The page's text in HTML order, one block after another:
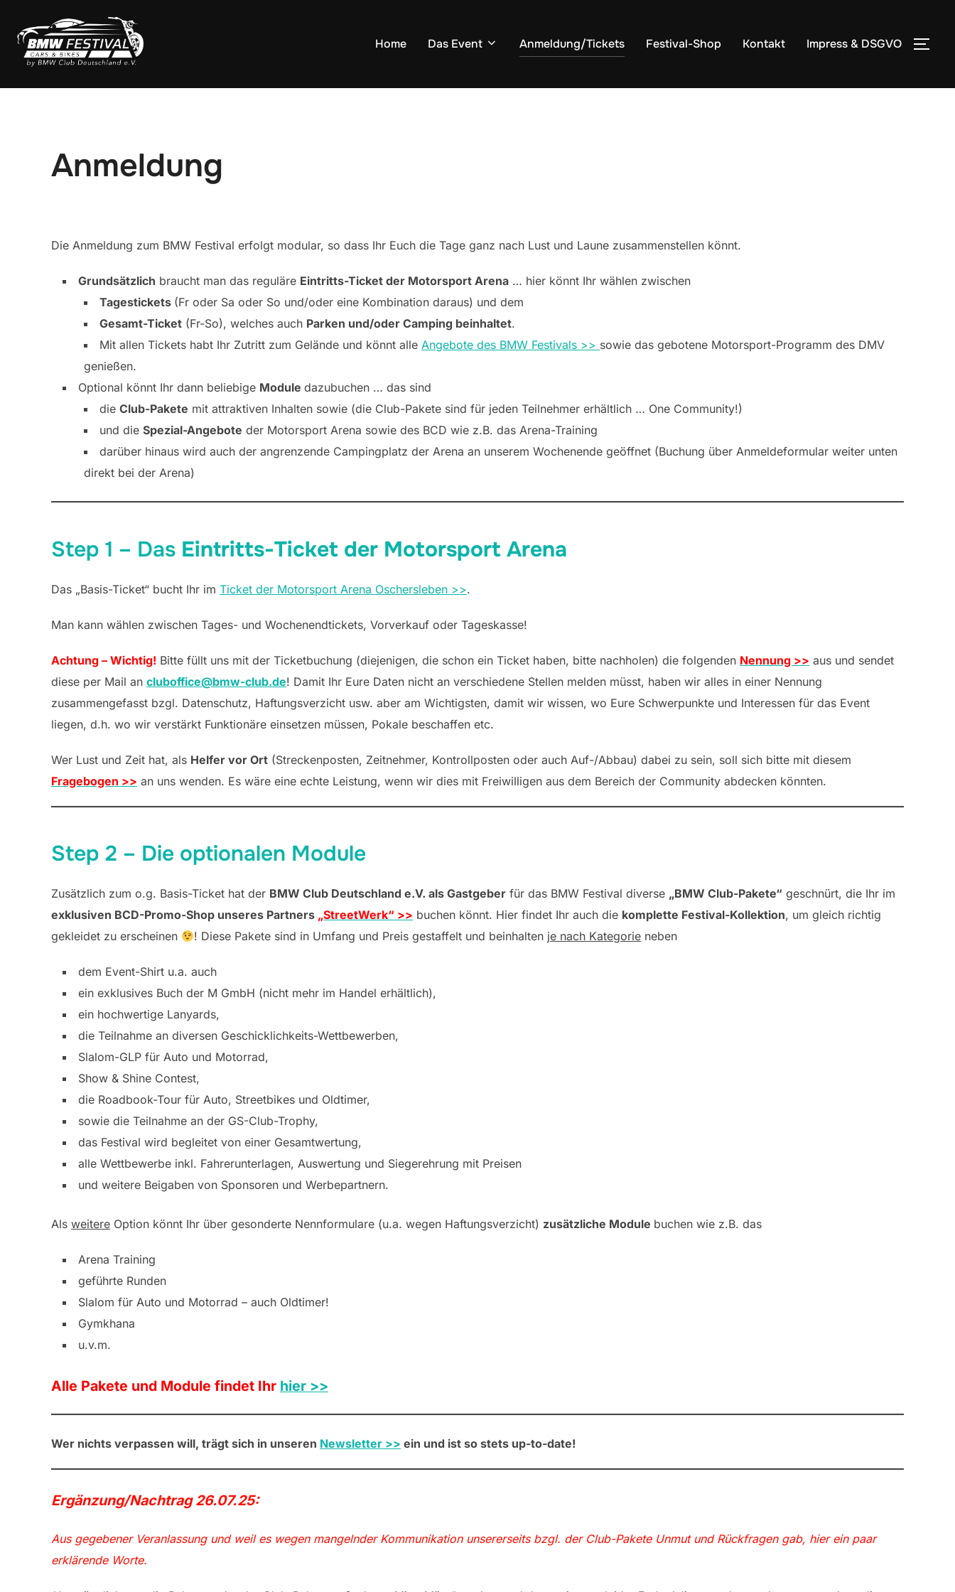
Inhalt
springen
Home Das Event Anmeldung/Tickets Festival-Shop Kontakt Impress & DSGVO
Anmeldung
Die Anmeldung zum BMW Festival erfolgt modular, so dass Ihr Euch die Tage ganz nach Lust und Laune zusammenstellen könnt.
Grundsätzlich braucht man das reguläre Eintritts-Ticket der Motorsport Arena … hier könnt Ihr wählen zwischen
Tagestickets (Fr oder Sa oder So und/oder eine Kombination daraus) und dem
Gesamt-Ticket (Fr-So), welches auch Parken und/oder Camping beinhaltet.
Mit allen Tickets habt Ihr Zutritt zum Gelände und könnt alle Angebote des BMW Festivals >> sowie das gebotene Motorsport-Programm des DMV
genießen.
Optional könnt Ihr dann beliebige Module dazubuchen … das sind
die Club-Pakete mit attraktiven Inhalten sowie (die Club-Pakete sind für jeden Teilnehmer erhältlich … One Community!)
und die Spezial-Angebote der Motorsport Arena sowie des BCD wie z.B. das Arena-Training
darüber hinaus wird auch der angrenzende Campingplatz der Arena an unserem Wochenende geöffnet (Buchung über Anmeldeformular weiter unten
direkt bei der Arena)
Step 1 – Das Eintritts-Ticket der Motorsport Arena
Das „Basis-Ticket“ bucht Ihr im Ticket der Motorsport Arena Oschersleben >>.
Man kann wählen zwischen Tages- und Wochenendtickets, Vorverkauf oder Tageskasse!
Achtung – Wichtig! Bitte füllt uns mit der Ticketbuchung (diejenigen, die schon ein Ticket haben, bitte nachholen) die folgenden Nennung >> aus und sendet
diese per Mail an cluboffice@bmw-club.de! Damit Ihr Eure Daten nicht an verschiedene Stellen melden müsst, haben wir alles in einer Nennung
zusammengefasst bzgl. Datenschutz, Haftungsverzicht usw. aber am Wichtigsten, damit wir wissen, wo Eure Schwerpunkte und Interessen für das Event
liegen, d.h. wo wir verstärkt Funktionäre einsetzen müssen, Pokale beschaffen etc.
Wer Lust und Zeit hat, als Helfer vor Ort (Streckenposten, Zeitnehmer, Kontrollposten oder auch Auf-/Abbau) dabei zu sein, soll sich bitte mit diesem
Fragebogen >> an uns wenden. Es wäre eine echte Leistung, wenn wir dies mit Freiwilligen aus dem Bereich der Community abdecken könnten.
Step 2 – Die optionalen Module
Zusätzlich zum o.g. Basis-Ticket hat der BMW Club Deutschland e.V. als Gastgeber für das BMW Festival diverse „BMW Club-Pakete“ geschnürt, die Ihr im
exklusiven BCD-Promo-Shop unseres Partners „StreetWerk“ >> buchen könnt. Hier findet Ihr auch die komplette Festival-Kollektion, um gleich richtig
gekleidet zu erscheinen
! Diese Pakete sind in Umfang und Preis gestaffelt und beinhalten je nach Kategorie neben
dem Event-Shirt u.a. auch
ein exklusives Buch der M GmbH (nicht mehr im Handel erhältlich),
ein hochwertige Lanyards,
die Teilnahme an diversen Geschicklichkeits-Wettbewerben,
Slalom-GLP für Auto und Motorrad,
Show & Shine Contest,
die Roadbook-Tour für Auto, Streetbikes und Oldtimer,
sowie die Teilnahme an der GS-Club-Trophy,
das Festival wird begleitet von einer Gesamtwertung,
alle Wettbewerbe inkl. Fahrerunterlagen, Auswertung und Siegerehrung mit Preisen
und weitere Beigaben von Sponsoren und Werbepartnern.
Als weitere Option könnt Ihr über gesonderte Nennformulare (u.a. wegen Haftungsverzicht) zusätzliche Module buchen wie z.B. das
Arena Training
geführte Runden
Slalom für Auto und Motorrad – auch Oldtimer!
Gymkhana
u.v.m.
Alle Pakete und Module findet Ihr hier >>
Wer nichts verpassen will, trägt sich in unseren Newsletter >> ein und ist so stets up-to-date!
Ergänzung/Nachtrag 26.07.25:
Aus gegebener Veranlassung und weil es wegen mangelnder Kommunikation unsererseits bzgl. der Club-Pakete Unmut und Rückfragen gab, hier ein paar
erklärende Worte.